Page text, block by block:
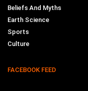
Beliefs And Myths
Earth Science
Sports
Culture
FACEBOOK FEED